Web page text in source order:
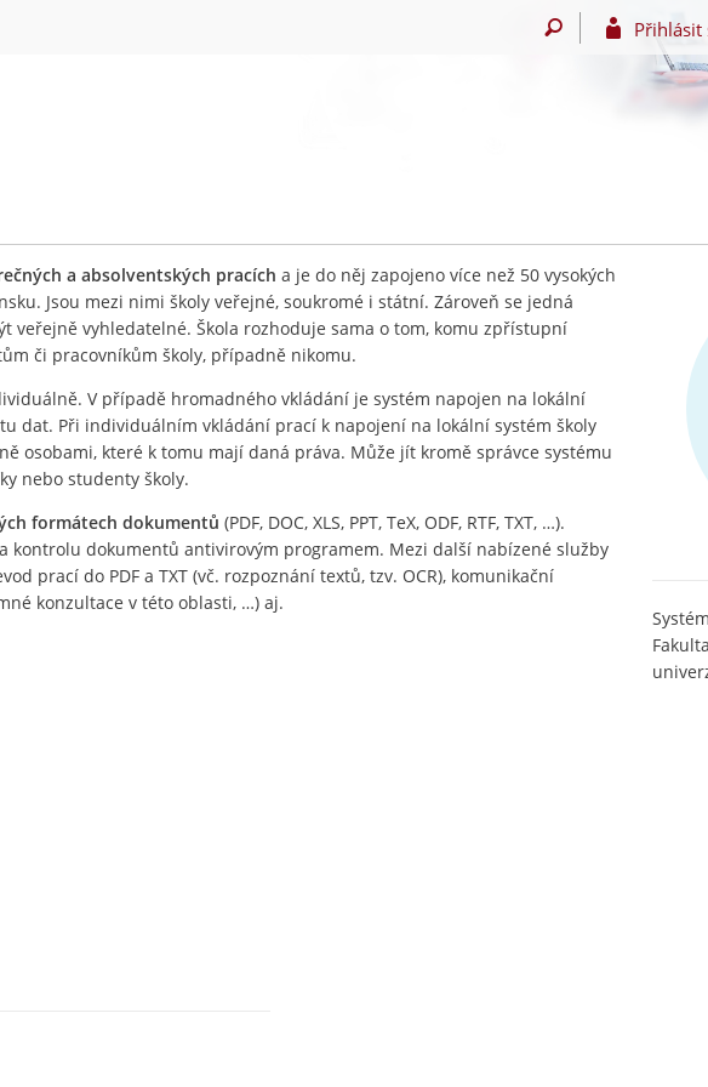
Přihlásit
a absolventských pracích a je do něj zapojeno více než 50 vysokých
Jsou mezi nimi školy veřejné, soukromé i státní. Zároveň se jedná
vyhledatelné. Škola rozhoduje sama o tom, komu zpřístupní
či pracovníkům školy, případně nikomu.
V případě hromadného vkládání je systém napojen na lokální
dat. Při individuálním vkládání prací k napojení na lokální systém školy
osobami, které k tomu mají daná práva. Může jít kromě správce systému
nebo studenty školy.
formátech dokumentů (PDF, DOC, XLS, PPT, TeX, ODF, RTF, TXT, …).
kontrolu dokumentů antivirovým programem. Mezi další nabízené služby
prací do PDF a TXT (vč. rozpoznání textů, tzv. OCR), komunikační
konzultace v této oblasti, …) aj.